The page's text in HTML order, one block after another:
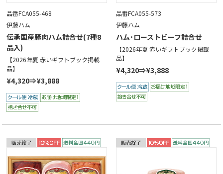
品番FCA055-468
伊藤ハム
伝承国産豚肉ハム詰合せ(7種8
品入)
【2026年夏 赤いギフトブック掲載
品】
¥4,320⇒¥3,888
品番FCA055-573
伊藤ハム
ハム･ローストビーフ詰合せ
【2026年夏 赤いギフトブック掲載
品】
¥4,320⇒¥3,888